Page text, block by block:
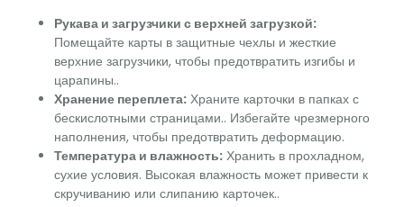
Рукава и загрузчики с верхней загрузкой:
Помещайте карты в защитные чехлы и жесткие
верхние загрузчики, чтобы предотвратить изгибы и
царапины..
Хранение переплета: Храните карточки в папках с
бескислотными страницами.. Избегайте чрезмерного
наполнения, чтобы предотвратить деформацию.
Температура и влажность: Хранить в прохладном,
сухие условия. Высокая влажность может привести к
скручиванию или слипанию карточек..